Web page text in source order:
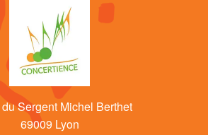
Sergent Michel Berthet
69009 Lyon